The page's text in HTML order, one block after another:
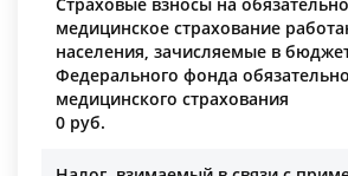
медицинское страхование
населения, зачисляемые в
Федерального фонда
медицинского страхования
0 руб.